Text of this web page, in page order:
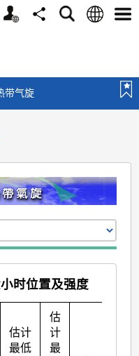
个
分
搜
语
选
带气旋
时位置及强度
估计
最低
估
计
最